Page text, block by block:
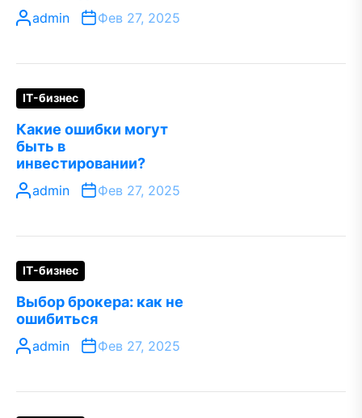
admin Фев 27, 2025
IT-бизнес
Какие ошибки могут
быть в
инвестировании?
admin Фев 27, 2025
IT-бизнес
Выбор брокера: как не
ошибиться
admin Фев 27, 2025